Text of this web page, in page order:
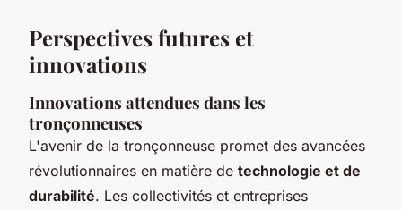
Perspectives futures et
innovations
Innovations attendues dans les
tronçonneuses
L'avenir de la tronçonneuse promet des avancées
révolutionnaires en matière de technologie et de
durabilité. Les collectivités et entreprises